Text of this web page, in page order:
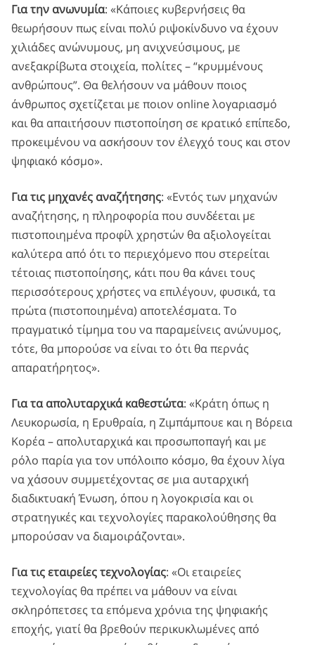
Για την ανωνυμία: «Κάποιες κυβερνήσεις θα
θεωρήσουν πως είναι πολύ ριψοκίνδυνο να έχουν
χιλιάδες ανώνυμους, μη ανιχνεύσιμους, με
ανεξακρίβωτα στοιχεία, πολίτες – “κρυμμένους
ανθρώπους”. Θα θελήσουν να μάθουν ποιος
άνθρωπος σχετίζεται με ποιον online λογαριασμό
και θα απαιτήσουν πιστοποίηση σε κρατικό επίπεδο,
προκειμένου να ασκήσουν τον έλεγχό τους και στον
ψηφιακό κόσμο».
Για τις μηχανές αναζήτησης: «Εντός των μηχανών
αναζήτησης, η πληροφορία που συνδέεται με
πιστοποιημένα προφίλ χρηστών θα αξιολογείται
καλύτερα από ότι το περιεχόμενο που στερείται
τέτοιας πιστοποίησης, κάτι που θα κάνει τους
περισσότερους χρήστες να επιλέγουν, φυσικά, τα
πρώτα (πιστοποιημένα) αποτελέσματα. Το
πραγματικό τίμημα του να παραμείνεις ανώνυμος,
τότε, θα μπορούσε να είναι το ότι θα περνάς
απαρατήρητος».
Για τα απολυταρχικά καθεστώτα: «Κράτη όπως η
Λευκορωσία, η Ερυθραία, η Ζιμπάμπουε και η Βόρεια
Κορέα – απολυταρχικά και προσωποπαγή και με
ρόλο παρία για τον υπόλοιπο κόσμο, θα έχουν λίγα
να χάσουν συμμετέχοντας σε μια αυταρχική
διαδικτυακή Ένωση, όπου η λογοκρισία και οι
στρατηγικές και τεχνολογίες παρακολούθησης θα
μπορούσαν να διαμοιράζονται».
Για τις εταιρείες τεχνολογίας: «Οι εταιρείες
τεχνολογίας θα πρέπει να μάθουν να είναι
σκληρόπετσες τα επόμενα χρόνια της ψηφιακής
εποχής, γιατί θα βρεθούν περικυκλωμένες από